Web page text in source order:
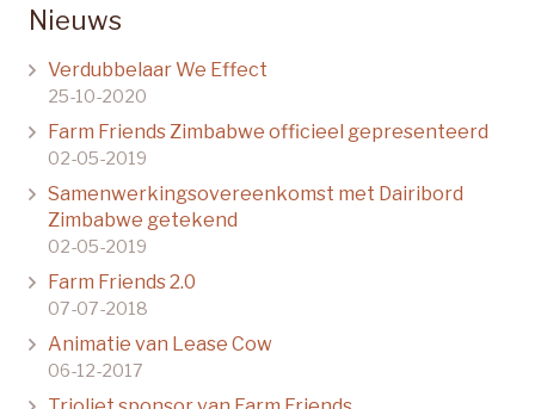
Nieuws
Verdubbelaar We Effect
25-10-2020
Farm Friends Zimbabwe officieel gepresenteerd
02-05-2019
Samenwerkingsovereenkomst met Dairibord
Zimbabwe getekend
02-05-2019
Farm Friends 2.0
07-07-2018
Animatie van Lease Cow
06-12-2017